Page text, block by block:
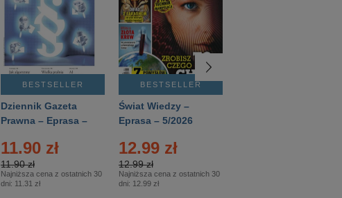
BESTSELLER
Dziennik Gazeta
Prawna – Eprasa –
11.90 zł
11.90 zł
Najniższa cena z ostatnich 30
dni: 11.31 zł
BESTSELLER
Świat Wiedzy –
Eprasa – 5/2026
12.99 zł
12.99 zł
Najniższa cena z ostatnich 30
dni: 12.99 zł